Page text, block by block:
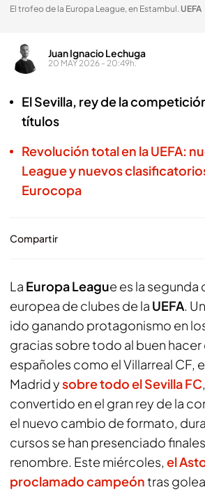
El trofeo de la Europa League, en Estambul. UEFA
Juan Ignacio Lechuga
20 MAY 2026 - 20:49h.
El Sevilla, rey de la
títulos
Revolución total en la UEFA:
League y nuevos
Eurocopa
Compartir
La Europa League es la
europea de clubes de la UEFA.
ido ganando protagonismo en
gracias sobre todo al buen
españoles como el Villarreal CF,
Madrid ysobre todo el Sevilla FC
convertido en el gran rey de la
el nuevo cambio de formato,
cursos se han presenciado
renombre. Este miércoles, el
proclamado campeóntras